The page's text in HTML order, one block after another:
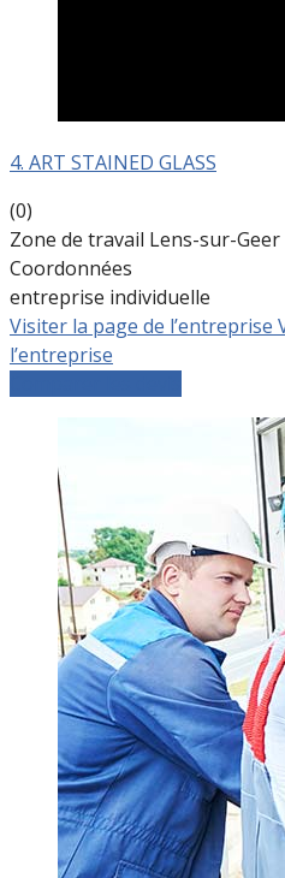
4. ART STAINED GLASS
(0)
Zone de travail Lens-sur-Geer
Coordonnées
entreprise individuelle
Visiter la page de l’entreprise
l’entreprise